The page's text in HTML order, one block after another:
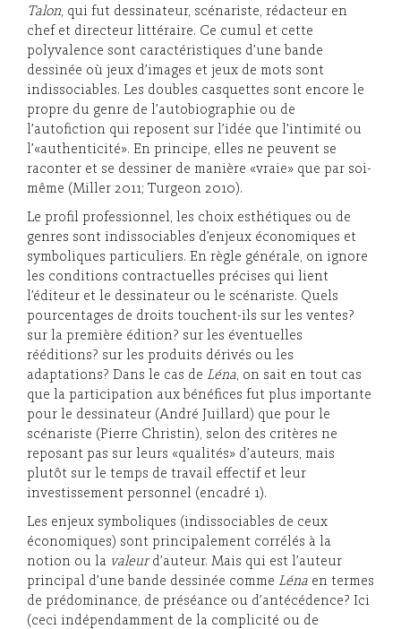
Talon, qui fut dessinateur, scénariste, rédacteur en
chef et directeur littéraire. Ce cumul et cette
polyvalence sont caractéristiques d’une bande
dessinée où jeux d’images et jeux de mots sont
indissociables. Les doubles casquettes sont encore le
propre du genre de l’autobiographie ou de
l’autofiction qui reposent sur l’idée que l’intimité ou
l’«authenticité». En principe, elles ne peuvent se
raconter et se dessiner de manière «vraie» que par soi-
même (Miller 2011; Turgeon 2010).
Le profil professionnel, les choix esthétiques ou de
genres sont indissociables d’enjeux économiques et
symboliques particuliers. En règle générale, on ignore
les conditions contractuelles précises qui lient
l’éditeur et le dessinateur ou le scénariste. Quels
pourcentages de droits touchent-ils sur les ventes?
sur la première édition? sur les éventuelles
rééditions? sur les produits dérivés ou les
adaptations? Dans le cas de Léna, on sait en tout cas
que la participation aux bénéfices fut plus importante
pour le dessinateur (André Juillard) que pour le
scénariste (Pierre Christin), selon des critères ne
reposant pas sur leurs «qualités» d’auteurs, mais
plutôt sur le temps de travail effectif et leur
investissement personnel (encadré 1).
Les enjeux symboliques (indissociables de ceux
économiques) sont principalement corrélés à la
notion ou la valeurd’auteur. Mais qui est l’auteur
principal d’une bande dessinée comme Léna en termes
de prédominance, de préséance ou d’antécédence? Ici
(ceci indépendamment de la complicité ou de